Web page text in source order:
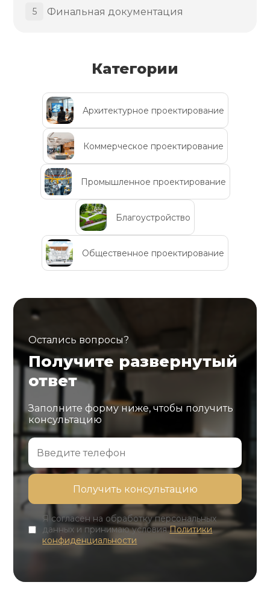
5 Финальная документация
Категории
Архитектурное проектирование
Коммерческое проектирование
Промышленное проектирование
Благоустройство
Общественное проектирование
Остались вопросы?
Получите развернутый
ответ
Заполните форму ниже, чтобы получить
консультацию
Я согласен на обработку персональных
данных и принимаю условияПолитики
конфиденциальности